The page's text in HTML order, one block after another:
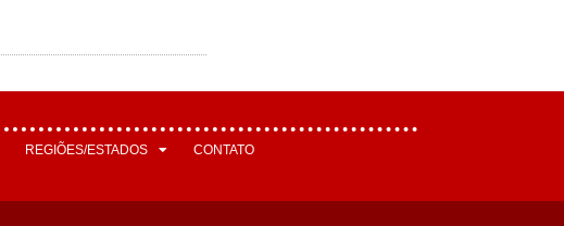
REGIÕES/ESTADOS CONTATO